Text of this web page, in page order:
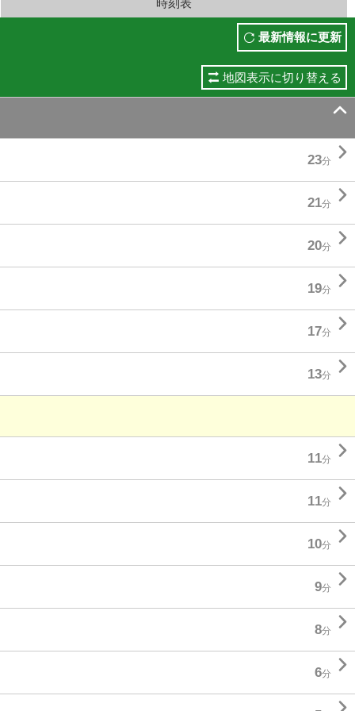
時刻表
最新情報に更新
地図表示に切り替える

23分 
21分 
20分 
19分 
17分 
13分 
11分 
11分 
10分 
9分 
8分 
6分 